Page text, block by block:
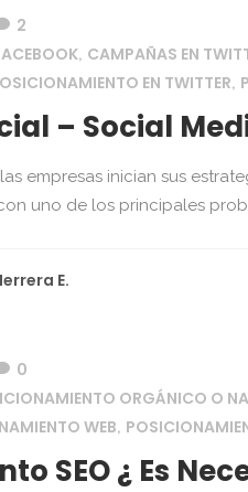
2
, CAMPAÑAS EN
EN TWITTER,
– Social
empresas inician sus
uno de los principales
E.
0
ORGÁNICO O
WEB,
SEO ¿ Es